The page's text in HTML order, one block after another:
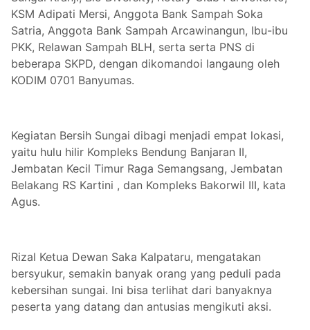
KSM Adipati Mersi, Anggota Bank Sampah Soka
Satria, Anggota Bank Sampah Arcawinangun, Ibu-ibu
PKK, Relawan Sampah BLH, serta serta PNS di
beberapa SKPD, dengan dikomandoi langaung oleh
KODIM 0701 Banyumas.
Kegiatan Bersih Sungai dibagi menjadi empat lokasi,
yaitu hulu hilir Kompleks Bendung Banjaran II,
Jembatan Kecil Timur Raga Semangsang, Jembatan
Belakang RS Kartini , dan Kompleks Bakorwil III, kata
Agus.
Rizal Ketua Dewan Saka Kalpataru, mengatakan
bersyukur, semakin banyak orang yang peduli pada
kebersihan sungai. Ini bisa terlihat dari banyaknya
peserta yang datang dan antusias mengikuti aksi.